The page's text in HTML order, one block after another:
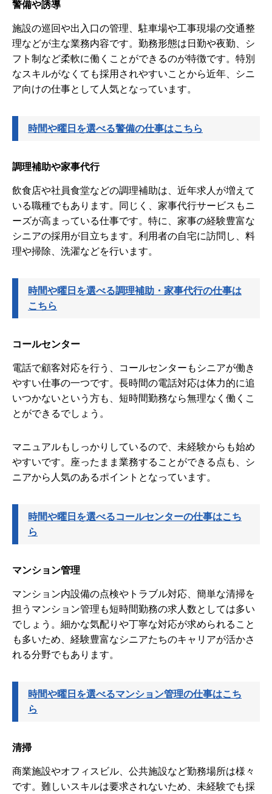
警備や誘導
施設の巡回や出入口の管理、駐車場や工事現場の交通整
理などが主な業務内容です。勤務形態は日勤や夜勤、シ
フト制など柔軟に働くことができるのが特徴です。特別
なスキルがなくても採用されやすいことから近年、シニ
ア向けの仕事として人気となっています。
時間や曜日を選べる警備の仕事はこちら
調理補助や家事代行
飲食店や社員食堂などの調理補助は、近年求人が増えて
いる職種でもあります。同じく、家事代行サービスもニ
ーズが高まっている仕事です。特に、家事の経験豊富な
シニアの採用が目立ちます。利用者の自宅に訪問し、料
理や掃除、洗濯などを行います。
時間や曜日を選べる調理補助・家事代行の仕事は
こちら
コールセンター
電話で顧客対応を行う、コールセンターもシニアが働き
やすい仕事の一つです。長時間の電話対応は体力的に追
いつかないという方も、短時間勤務なら無理なく働くこ
とができるでしょう。
マニュアルもしっかりしているので、未経験からも始め
やすいです。座ったまま業務することができる点も、シ
ニアから人気のあるポイントとなっています。
時間や曜日を選べるコールセンターの仕事はこち
ら
マンション管理
マンション内設備の点検やトラブル対応、簡単な清掃を
担うマンション管理も短時間勤務の求人数としては多い
でしょう。細かな気配りや丁寧な対応が求められること
も多いため、経験豊富なシニアたちのキャリアが活かさ
れる分野でもあります。
時間や曜日を選べるマンション管理の仕事はこち
ら
清掃
商業施設やオフィスビル、公共施設など勤務場所は様々
です。難しいスキルは要求されないため、未経験でも採